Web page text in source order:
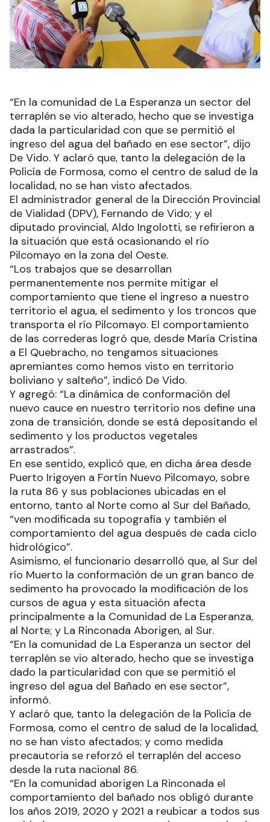
“En la comunidad de La Esperanza un sector del
terraplén se vio alterado, hecho que se investiga
dada la particularidad con que se permitió el
ingreso del agua del bañado en ese sector”, dijo
De Vido. Y aclaró que, tanto la delegación de la
Policía de Formosa, como el centro de salud de la
localidad, no se han visto afectados.
El administrador general de la Dirección Provincial
de Vialidad (DPV), Fernando de Vido; y el
diputado provincial, Aldo Ingolotti, se refirieron a
la situación que está ocasionando el río
Pilcomayo en la zona del Oeste.
“Los trabajos que se desarrollan
permanentemente nos permite mitigar el
comportamiento que tiene el ingreso a nuestro
territorio el agua, el sedimento y los troncos que
transporta el río Pilcomayo. El comportamiento
de las correderas logró que, desde María Cristina
a El Quebracho, no tengamos situaciones
apremiantes como hemos visto en territorio
boliviano y salteño”, indicó De Vido.
Y agregó: “La dinámica de conformación del
nuevo cauce en nuestro territorio nos define una
zona de transición, donde se está depositando el
sedimento y los productos vegetales
arrastrados”.
En ese sentido, explicó que, en dicha área desde
Puerto Irigoyen a Fortín Nuevo Pilcomayo, sobre
la ruta 86 y sus poblaciones ubicadas en el
entorno, tanto al Norte como al Sur del Bañado,
“ven modificada su topografía y también el
comportamiento del agua después de cada ciclo
hidrológico”.
Asimismo, el funcionario desarrolló que, al Sur del
río Muerto la conformación de un gran banco de
sedimento ha provocado la modificación de los
cursos de agua y esta situación afecta
principalmente a la Comunidad de La Esperanza,
al Norte; y La Rinconada Aborigen, al Sur.
“En la comunidad de La Esperanza un sector del
terraplén se vio alterado, hecho que se investiga
dado la particularidad con que se permitió el
ingreso del agua del Bañado en ese sector”,
informó.
Y aclaró que, tanto la delegación de la Policía de
Formosa, como el centro de salud de la localidad,
no se han visto afectados; y como medida
precautoria se reforzó el terraplén del acceso
desde la ruta nacional 86.
“En la comunidad aborigen La Rinconada el
comportamiento del bañado nos obligó durante
los años 2019, 2020 y 2021 a reubicar a todos sus